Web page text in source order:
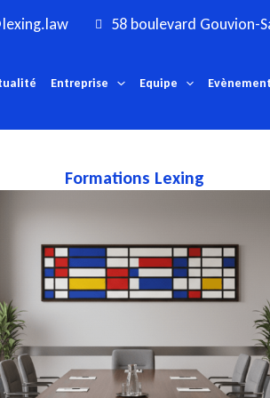
58 boulevard Gouvion-
Entreprise Equipe Evènement
Formations Lexing